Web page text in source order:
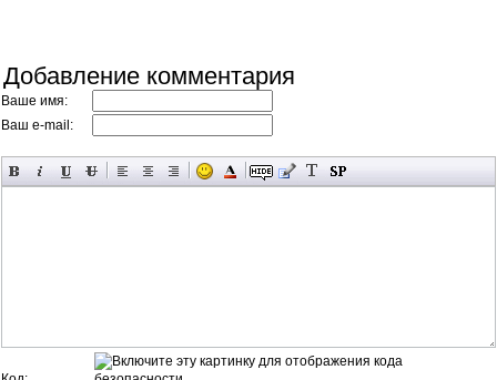
Добавление комментария
Ваше имя:
Ваш e-mail: